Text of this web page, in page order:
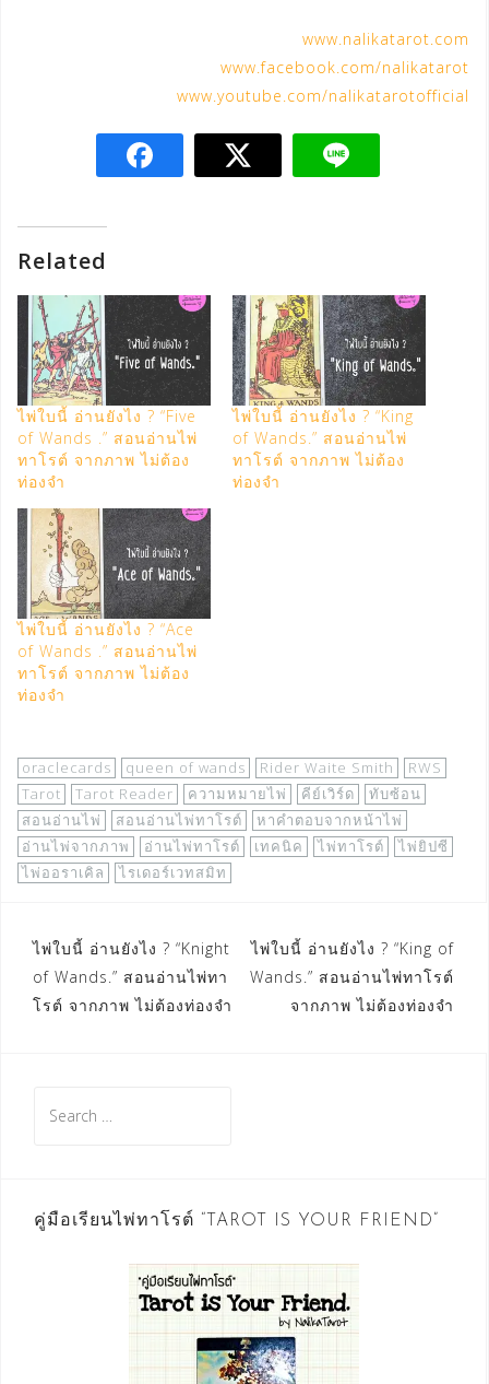
www.nalikatarot.com
www.facebook.com/nalikatarot
www.youtube.com/nalikatarotofficial
Related
ไพ่ใบนี้ อ่านยังไง ? “Five
of Wands .” สอนอ่านไพ่
ทาโรต์ จากภาพ ไม่ต้อง
ท่องจำ
ไพ่ใบนี้ อ่านยังไง ? “King
of Wands.” สอนอ่านไพ่
ทาโรต์ จากภาพ ไม่ต้อง
ท่องจำ
ไพ่ใบนี้ อ่านยังไง ? “Ace
of Wands .” สอนอ่านไพ่
ทาโรต์ จากภาพ ไม่ต้อง
ท่องจำ
oraclecards queen of wands Rider Waite Smith
RWS
Tarot
Tarot Reader ความหมายไพ่ คีย์เวิร์ด
ทับซ้อน
สอนอ่านไพ่
สอนอ่านไพ่ทาโรต์
หาคำตอบจากหน้าไพ่
อ่านไพ่จากภาพ
อ่านไพ่ทาโรต์ เทคนิค ไพ่ทาโรต์
ไพ่ยิปซี
ไพ่ออราเคิล
ไรเดอร์เวทสมิท
Post
navigation
ไพ่ใบนี้ อ่านยังไง ? “Knight
of Wands.” สอนอ่านไพ่ทา
โรต์ จากภาพ ไม่ต้องท่องจำ
ไพ่ใบนี้ อ่านยังไง ? “King of
Wands.” สอนอ่านไพ่ทาโรต์
จากภาพ ไม่ต้องท่องจำ
for:
คู่มือเรียนไพ่ทาโรต์ “TAROT IS YOUR FRIEND”